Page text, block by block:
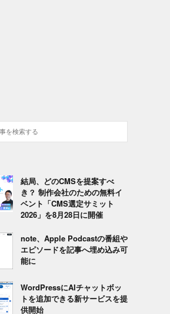
結局、どのCMSを提案すべ
き？ 制作会社のための無料イ
ベント「CMS選定サミット
2026」を8月28日に開催
note、Apple Podcastの番組や
エピソードを記事へ埋め込み可
能に
WordPressにAIチャットボッ
トを追加できる新サービスを提
供開始